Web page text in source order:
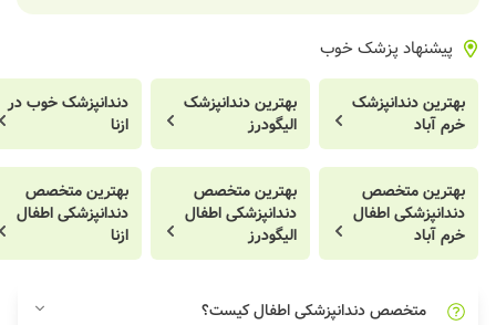
پیشنهاد پزشک خوب
بهترین دندانپزشک
خرم آباد
بهترین دندانپزشک
الیگودرز
دندانپزشک خوب در
ازنا
بهترین متخصص
دندانپزشکی اطفال
خرم آباد
بهترین متخصص
دندانپزشکی اطفال
الیگودرز
بهترین متخصص
دندانپزشکی اطفال
ازنا
متخصص دندانپزشکی اطفال کیست؟